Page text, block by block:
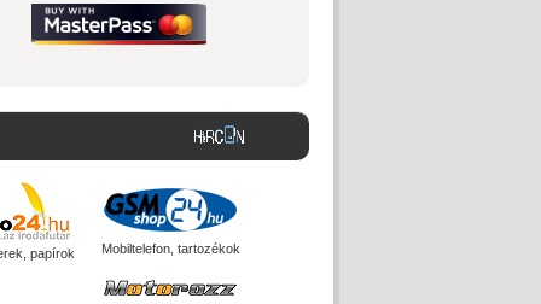
papírok Mobiltelefon, tartozékok